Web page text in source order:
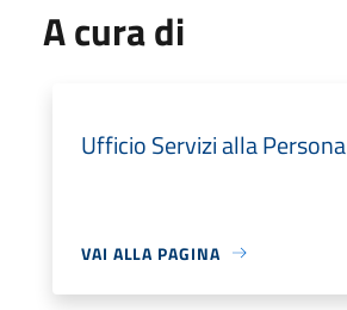
A cura di
Ufficio Servizi alla Persona
VAI ALLA PAGINA